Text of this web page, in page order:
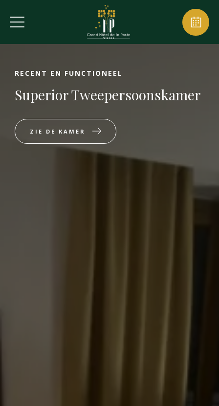
RECENT EN FUNCTIONEEL
Superior Tweepersoonskamer
ZIE DE KAMER